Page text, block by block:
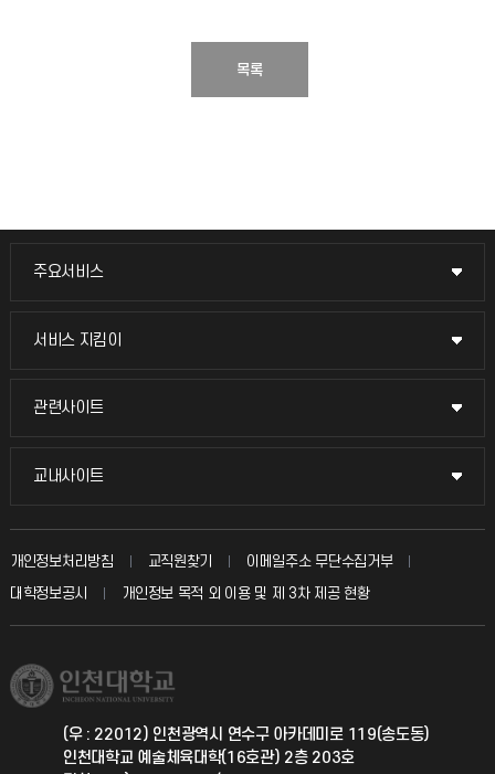
목록
주요서비스
주요서비스
교무회의방송
입학안내
취업정보(학생)
서비스 지킴이
서비스 지킴이
묻고 답하기
칭찬마당
학생서비스 지킴이
관련사이트
관련사이트
국방헬프콜
총동문회
교내사이트
교내사이트
교수회
교육혁신본부
국제지원과
공자아카데미
개인정보처리방침 교직원찾기
이메일주소 무단수집거부
대학정보공시
개인정보 목적 외 이용 및 제 3차 제공 현황
(우 : 22012) 인천광역시 연수구 아카데미로 119(송도동)
인천대학교 예술체육대학(16호관) 2층 203호